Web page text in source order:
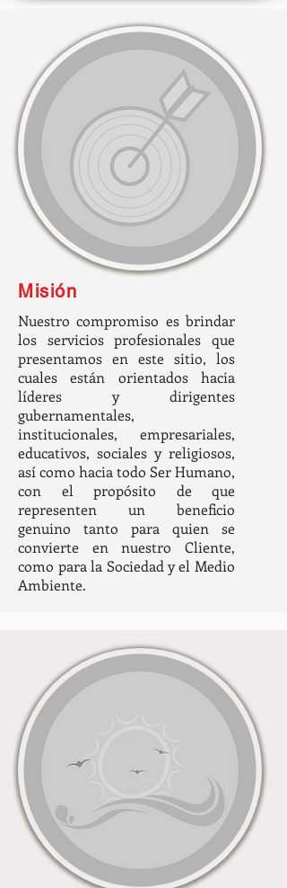
Misión
Nuestro compromiso es brindar
los servicios profesionales que
presentamos en este sitio, los
cuales están orientados hacia
líderes y dirigentes
gubernamentales,
institucionales, empresariales,
educativos, sociales y religiosos,
así como hacia todo Ser Humano,
con el propósito de que
representen un beneficio
genuino tanto para quien se
convierte en nuestro Cliente,
como para la Sociedad y el Medio
Ambiente.